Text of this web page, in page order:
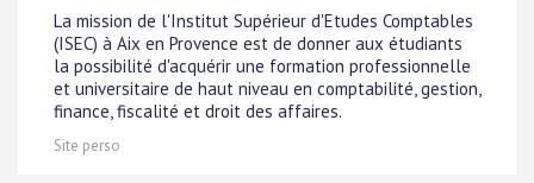
La mission de l'Institut Supérieur d'Etudes Comptables
(ISEC) à Aix en Provence est de donner aux étudiants
la possibilité d'acquérir une formation professionnelle
et universitaire de haut niveau en comptabilité, gestion,
finance, fiscalité et droit des affaires.
Site perso